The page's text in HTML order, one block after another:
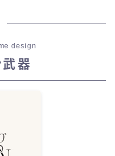
design
武器